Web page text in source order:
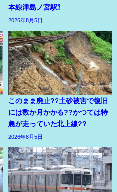
本線津島ノ宮駅⁉
2026年8月5日
このまま廃止??土砂被害で復旧
には数か月かかる??かつては特
急が走っていた北上線??
2026年8月5日